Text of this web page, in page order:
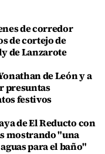
de corredor
de cortejo de
de Lanzarote
de León y a
presuntas
festivos
de El Reducto con
mostrando "una
para el baño"